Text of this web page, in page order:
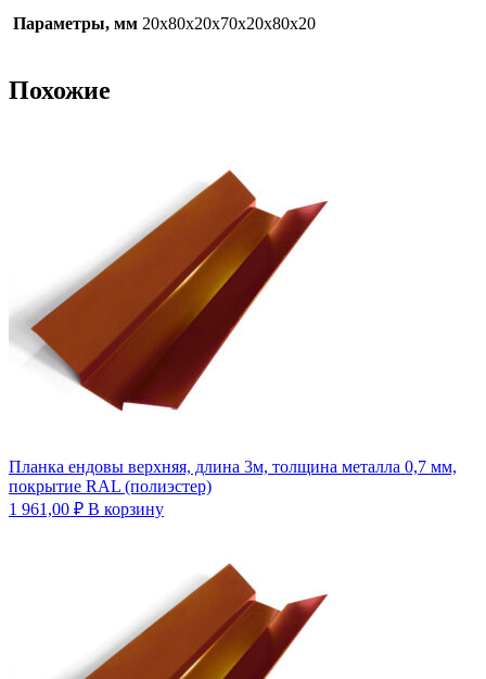
Параметры, мм 20х80х20х70х20х80х20
Похожие
Планка ендовы верхняя, длина 3м, толщина металла 0,7 мм,
покрытие RAL (полиэстер)
1 961,00 ₽ В корзину